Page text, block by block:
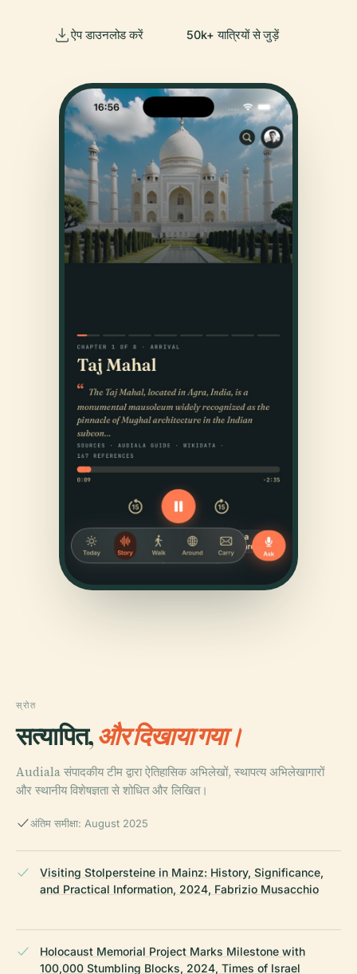
ऐप डाउनलोड करें 50k+ यात्रियों से जुड़ें
स्रोत
सत्यापित,और दिखाया गया।
Audiala संपादकीय टीम द्वारा ऐतिहासिक अभिलेखों, स्थापत्य अभिलेखागारों
और स्थानीय विशेषज्ञता से शोधित और लिखित।
अंतिम समीक्षा: August 2025
Visiting Stolpersteine in Mainz: History, Significance,
and Practical Information, 2024, Fabrizio Musacchio
Holocaust Memorial Project Marks Milestone with
100,000 Stumbling Blocks, 2024, Times of Israel